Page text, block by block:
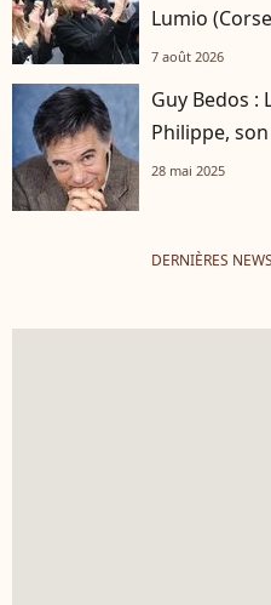
Lumio
7 août 2026
Guy Bedos :
Philippe,
28 mai 2025
DERNIÈRES